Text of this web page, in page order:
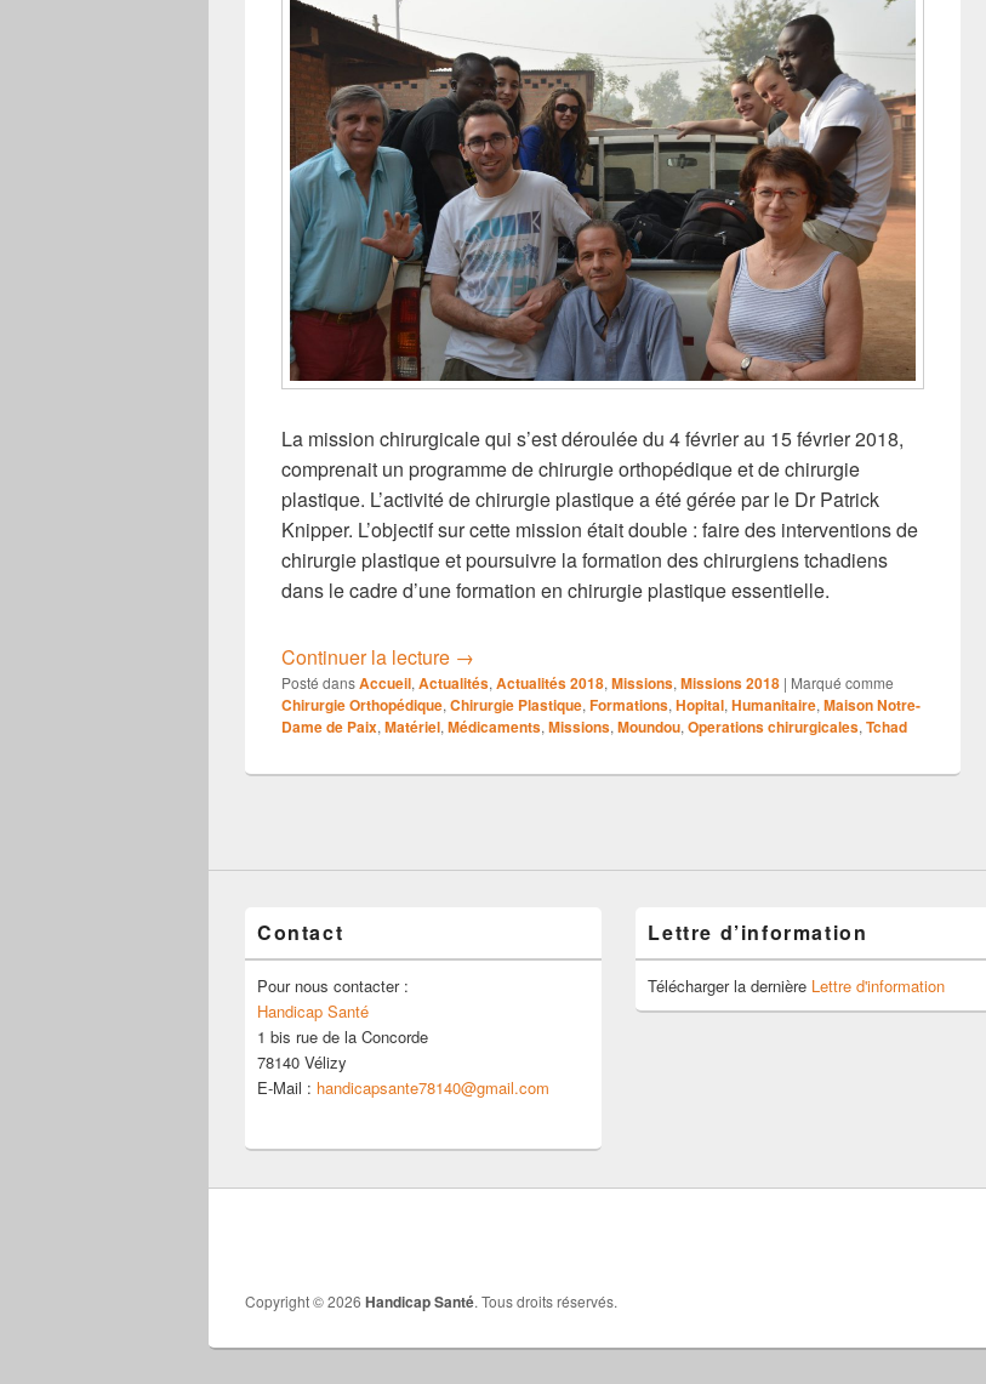
e
b
o
o
k
La mission chirurgicale qui s’est déroulée du 4 février au 15 février 2018,
comprenait un programme de chirurgie orthopédique et de chirurgie
plastique. L’activité de chirurgie plastique a été gérée par le Dr Patrick
Knipper. L’objectif sur cette mission était double : faire des interventions de
chirurgie plastique et poursuivre la formation des chirurgiens tchadiens
dans le cadre d’une formation en chirurgie plastique essentielle.
Continuer la lecture MISSION CHIRURGICALE N°81- FEVRIER 2018
→
Posté dansAccueil, Actualités, Actualités 2018, Missions, Missions 2018 | Marqué comme
Chirurgie Orthopédique, Chirurgie Plastique, Formations, Hopital, Humanitaire, Maison Notre-
Dame de Paix, Matériel, Médicaments, Missions, Moundou, Operations chirurgicales, Tchad
Contact
Pour nous contacter :
Handicap Santé
1 bis rue de la Concorde
78140 Vélizy
E-Mail : handicapsante78140@gmail.com
Lettre d’information
Télécharger la dernière Lettre d'information
Copyright © 2026 Handicap Santé. Tous droits réservés.